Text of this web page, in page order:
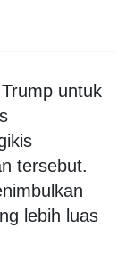
untuk
tersebut.
lebih luas